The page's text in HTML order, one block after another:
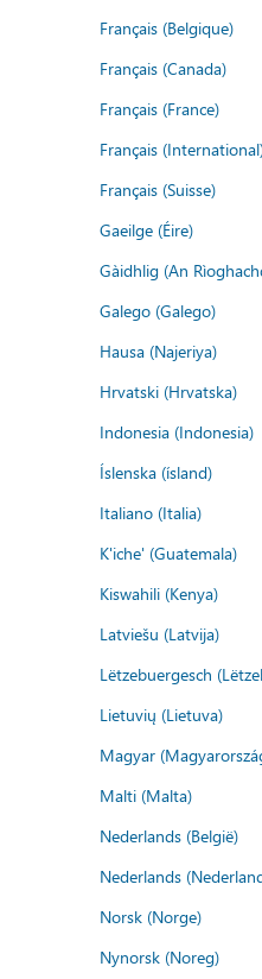
Français (Belgique)
Français (Canada)
Français (France)
Français
Français (Suisse)
Gaeilge (Éire)
Gàidhlig (An
Galego (Galego)
Hausa (Najeriya)
Hrvatski (Hrvatska)
Indonesia (Indonesia)
Íslenska (ísland)
Italiano (Italia)
K'iche' (Guatemala)
Kiswahili (Kenya)
Latviešu (Latvija)
Lëtzebuergesch
Lietuvių (Lietuva)
Magyar
Malti (Malta)
Nederlands (België)
Nederlands
Norsk (Norge)
Nynorsk (Noreg)